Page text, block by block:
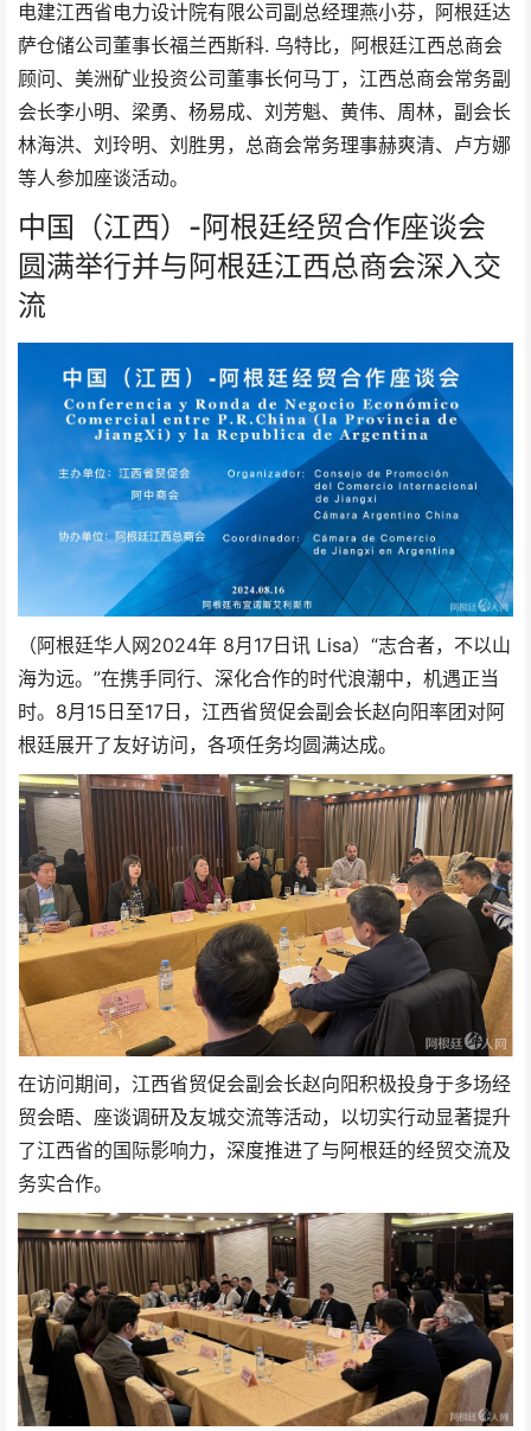
电建江西省电力设计院有限公司副总经理燕小芬，阿根廷达
萨仓储公司董事长福兰西斯科. 乌特比，阿根廷江西总商会
顾问、美洲矿业投资公司董事长何马丁，江西总商会常务副
会长李小明、梁勇、杨易成、刘芳魁、黄伟、周林，副会长
林海洪、刘玲明、刘胜男，总商会常务理事赫爽清、卢方娜
等人参加座谈活动。
中国（江西）-阿根廷经贸合作座谈会
圆满举行并与阿根廷江西总商会深入交
流
（阿根廷华人网2024年 8月17日讯 Lisa）“志合者，不以山
海为远。”在携手同行、深化合作的时代浪潮中，机遇正当
时。8月15日至17日，江西省贸促会副会长赵向阳率团对阿
根廷展开了友好访问，各项任务均圆满达成。
在访问期间，江西省贸促会副会长赵向阳积极投身于多场经
贸会晤、座谈调研及友城交流等活动，以切实行动显著提升
了江西省的国际影响力，深度推进了与阿根廷的经贸交流及
务实合作。